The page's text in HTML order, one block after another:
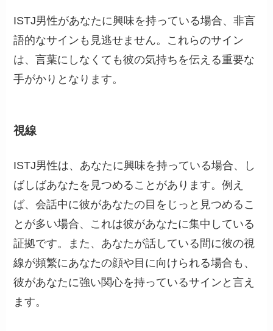
ISTJ男性があなたに興味を持っている場合、非言
語的なサインも見逃せません。これらのサイン
は、言葉にしなくても彼の気持ちを伝える重要な
手がかりとなります。
視線
ISTJ男性は、あなたに興味を持っている場合、し
ばしばあなたを見つめることがあります。例え
ば、会話中に彼があなたの目をじっと見つめるこ
とが多い場合、これは彼があなたに集中している
証拠です。また、あなたが話している間に彼の視
線が頻繁にあなたの顔や目に向けられる場合も、
彼があなたに強い関心を持っているサインと言え
ます。